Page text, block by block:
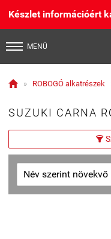
Készlet információért
MENÜ
 » ROBOGÓ alkatrészek
SUZUKI CARNA
